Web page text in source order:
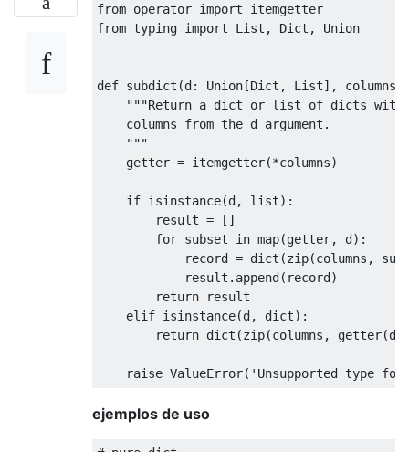
from operator import
from typing import List , Dict , Union
def subdict (d: Union[Dict , List], columns
"""Return a dict or list of dicts with
    columns from the d argument.
    """
    getter
= itemgetter(*columns)
if isinstance(d, list):
        result
=
[]
for subset in map(getter, d):
            record
= dict (zip(columns ,
            result
. append( record)
return result
elif isinstance(d, dict):
return dict (zip(columns , getter(d
raise ValueError( 'Unsupported type
ejemplos de uso